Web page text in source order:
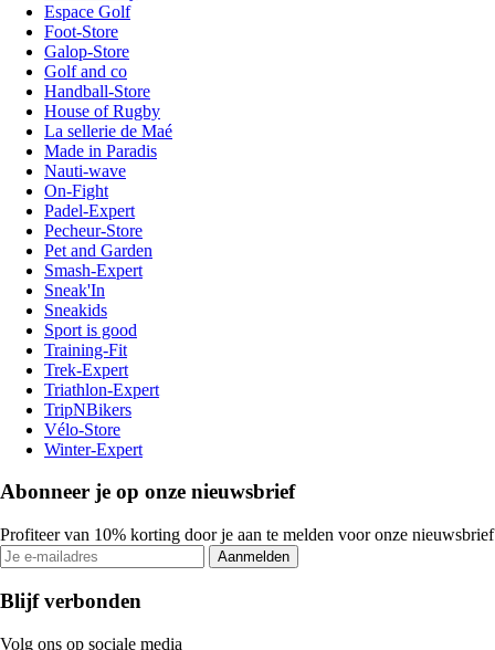
Espace Golf
Foot-Store
Galop-Store
Golf and co
Handball-Store
House of Rugby
La sellerie de Maé
Made in Paradis
Nauti-wave
On-Fight
Padel-Expert
Pecheur-Store
Pet and Garden
Smash-Expert
Sneak'In
Sneakids
Sport is good
Training-Fit
Trek-Expert
Triathlon-Expert
TripNBikers
Vélo-Store
Winter-Expert
Abonneer je op onze nieuwsbrief
Profiteer van 10% korting door je aan te melden voor onze nieuwsbrief
Aanmelden
Blijf verbonden
Volg ons op sociale media